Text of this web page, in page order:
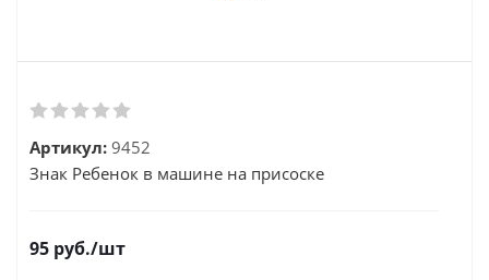
Артикул: 9452
Знак Ребенок в машине на присоске
95 руб./шт